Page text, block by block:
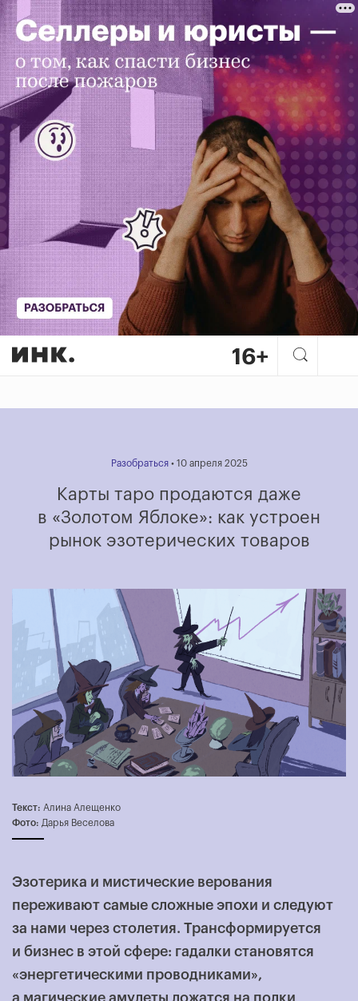
Карты таро продаются даже
Разобраться• 10 апреля 2025
Карты таро продаются даже
в «Золотом Яблоке»: как устроен
рынок эзотерических товаров
Текст: Алина Алещенко
Фото: Дарья Веселова
Эзотерика и мистические верования
переживают самые сложные эпохи и следуют
за нами через столетия. Трансформируется
и бизнес в этой сфере: гадалки становятся
«энергетическими проводниками»,
а магические амулеты ложатся на полки